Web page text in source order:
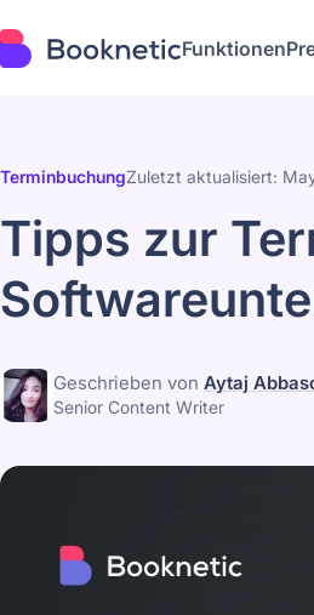
Funktionen
TerminbuchungZuletzt aktualisiert:
Tipps zur
Geschrieben von Aytaj
Senior Content Writer